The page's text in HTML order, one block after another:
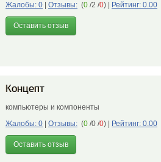
Жалобы: 0
Отзывы: (0 /2 /0) Рейтинг: 0.00
Оставить отзыв
Концепт
компьютеры и компоненты
Жалобы: 0
Отзывы: (0 /0 /0) Рейтинг: 0.00
Оставить отзыв